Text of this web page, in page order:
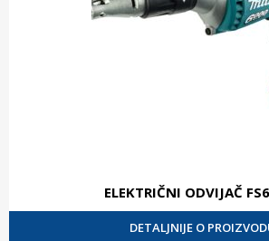
ELEKTRIČNI ODVIJAČ
DETALJNIJE O